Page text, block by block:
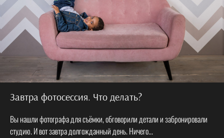
Завтра фотосессия. Что делать?
Вы нашли фотографа для съёмки, обговорили детали и забронировали
студию. И вот завтра долгожданный день. Ничего...